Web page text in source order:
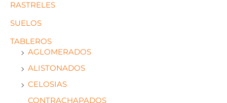
RASTRELES
SUELOS
TABLEROS
AGLOMERADOS
ALISTONADOS
CELOSIAS
CONTRACHAPADOS